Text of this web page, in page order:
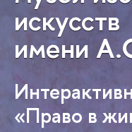
искусств
имени
«Право в